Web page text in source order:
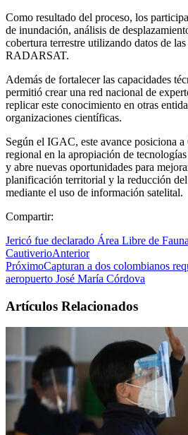
Como resultado del proceso, los
de inundación, análisis de
cobertura terrestre utilizando datos de
RADARSAT.
Además de fortalecer las capacidades
permitió crear una red nacional de
replicar este conocimiento en otras
organizaciones científicas.
Según el IGAC, este avance posiciona
regional en la apropiación de
y abre nuevas oportunidades para
planificación territorial y la reducción del
mediante el uso de información satelital.
Compartir:
Jericó fue declarado Área Libre de
CautiverioAnterior
PróximoCapturan a dos colombianos
aeropuerto José María Córdova
Artículos Relacionados